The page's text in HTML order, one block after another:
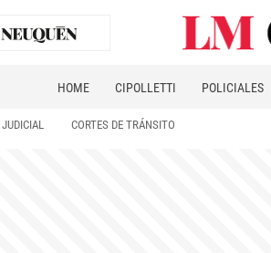
HOME CIPOLLETTI POLICIALES
CORTES DE TRÁNSITO